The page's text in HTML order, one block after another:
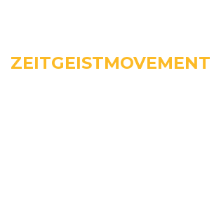
ZEITGEISTMOVEMENT